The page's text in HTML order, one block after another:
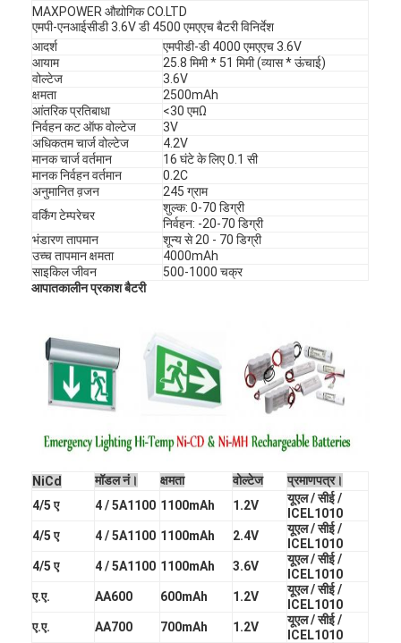
घर
हमारे बारे में
MAXPOWER औद्योगिक CO.LTD
एमपी-एनआईसीडी 3.6V डी 4500 एमएएच बैटरी विनिर्देश
आदर्श
एमपीडी-डी 4000 एमएएच 3.6V
आयाम
25.8 मिमी * 51 मिमी (व्यास * ऊंचाई)
वोल्टेज
3.6V
क्षमता
2500mAh
आंतरिक प्रतिबाधा
<30 एमΩ
निर्वहन कट ऑफ वोल्टेज
3V
अधिकतम चार्ज वोल्टेज
4.2V
मानक चार्ज वर्तमान
16 घंटे के लिए 0.1 सी
मानक निर्वहन वर्तमान
0.2C
अनुमानित व़जन
245 ग्राम
वर्किंग टेम्परेचर
शुल्क: 0-70 डिग्री
निर्वहन: -20-70 डिग्री
भंडारण तापमान
शून्य से 20 - 70 डिग्री
उच्च तापमान क्षमता
4000mAh
साइकिल जीवन
500-1000 चक्र
आपातकालीन प्रकाश बैटरी
NiCd मॉडल नं। क्षमता वोल्टेज
प्रमाणपत्र।
4/5 ए
4 / 5A1100 1100mAh 1.2V
यूएल / सीई /
ICEL1010
4/5 ए
4 / 5A1100 1100mAh 2.4V
यूएल / सीई /
ICEL1010
4/5 ए
4 / 5A1100 1100mAh 3.6V
यूएल / सीई /
ICEL1010
ए.ए.
AA600 600mAh 1.2V
यूएल / सीई /
ICEL1010
ए.ए.
AA700 700mAh 1.2V
यूएल / सीई /
ICEL1010